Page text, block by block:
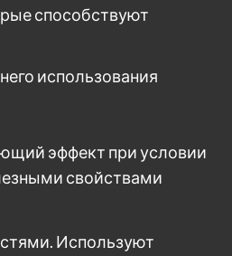
способствуют
эффект при условии
свойствами
Используют